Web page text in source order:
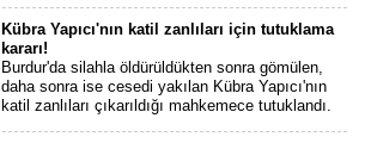
Kübra Yapıcı'nın katil zanlıları için tutuklama
kararı!
Burdur'da silahla öldürüldükten sonra gömülen,
daha sonra ise cesedi yakılan Kübra Yapıcı'nın
katil zanlıları çıkarıldığı mahkemece tutuklandı.